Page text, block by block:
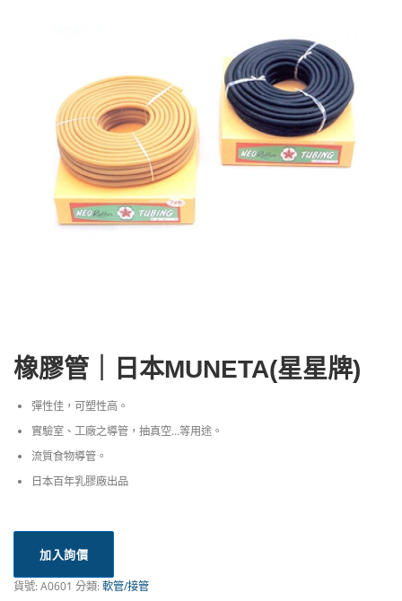
橡膠管｜日本MUNETA(星星牌)
彈性佳，可塑性高。
實驗室、工廠之導管，抽真空…等用途。
流質食物導管。
日本百年乳膠廠出品
加入詢價
貨號:A0601 分類:軟管/接管